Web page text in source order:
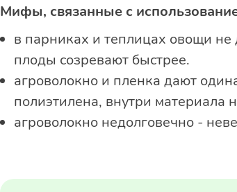
Мифы, связанные с
в парниках и теплицах овощи
плоды созревают быстрее.
агроволокно и пленка дают
полиэтилена, внутри материала
агроволокно недолговечно -